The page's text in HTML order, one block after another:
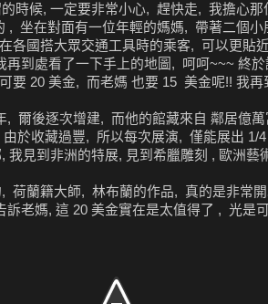
時候, 一定要非常小心, 趕快走, 我擔心那
, 坐在對面有一位年輕的媽媽, 帶著二個
國搭大眾交通工具時的乘客, 可以更貼
到處看了一下手上的地圖, 呵呵~~~ 終
要 20 美金, 而老媽 也要 15 美金呢!! 我
, 爾後逐次增建, 而他的館藏來自 鄰居億
於收藏過豐, 所以每次展演, 僅能展出 1/
我見到非洲的特展, 見到希臘雕刻 , 歐洲
荷蘭籍大師, 林布蘭的作品, 真的是非常
老媽, 這 20 美金實在是太值得了 , 光是